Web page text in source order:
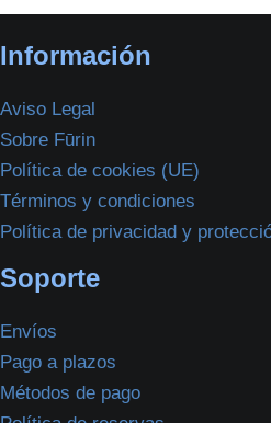
Información
Aviso Legal
Sobre Fūrin
Política de cookies (UE)
Términos y condiciones
Política de privacidad y
Soporte
Envíos
Pago a plazos
Métodos de pago